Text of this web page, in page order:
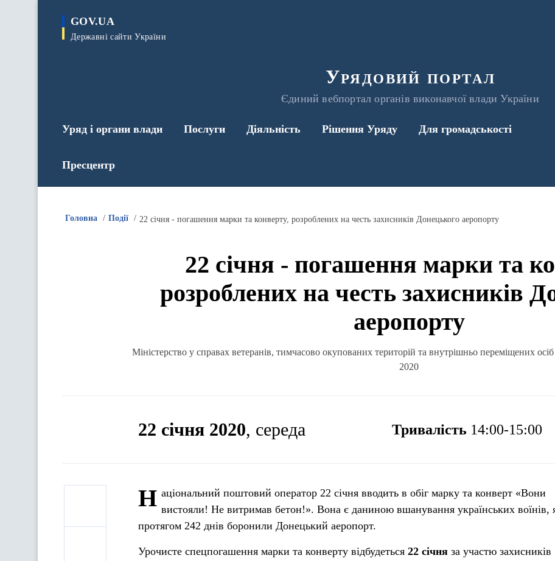
GOV.UA
Державні сайти України
Урядовий портал
Єдиний вебпортал органів виконавчої влади України
Уряд і органи влади Послуги Діяльність Рішення Уряду Для громадськості
Пресцентр
Головна Події 22 січня - погашення марки та конверту, розроблених на честь захисників Донецького аеропорту
22 січня - погашення марки та
розроблених на честь захисників
аеропорту
Міністерство у справах ветеранів, тимчасово окупованих територій та внутрішньо переміщених
2020
22 січня 2020, середа Тривалість 14:00-15:00
Н аціональний поштовий оператор 22 січня вводить в обіг марку та конверт «Вони
вистояли! Не витримав бетон!». Вона є даниною вшанування українських воїнів,
протягом 242 днів боронили Донецький аеропорт.
Урочисте спецпогашення марки та конверту відбудеться 22 січня за участю захисників